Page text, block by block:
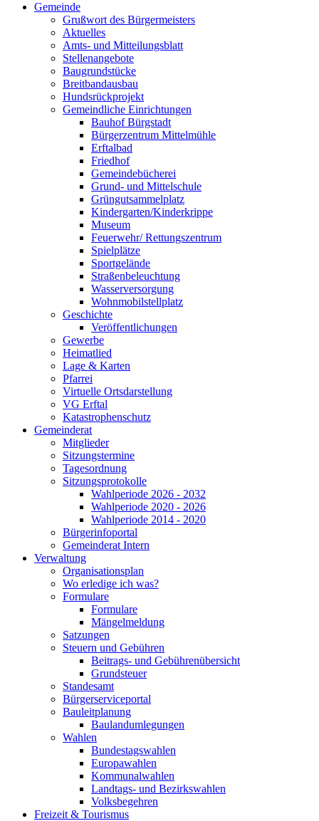
Gemeinde
Grußwort des Bürgermeisters
Aktuelles
Amts- und Mitteilungsblatt
Stellenangebote
Baugrundstücke
Breitbandausbau
Hundsrückprojekt
Gemeindliche Einrichtungen
Bauhof Bürgstadt
Bürgerzentrum Mittelmühle
Erftalbad
Friedhof
Gemeindebücherei
Grund- und Mittelschule
Grüngutsammelplatz
Kindergarten/Kinderkrippe
Museum
Feuerwehr/ Rettungszentrum
Spielplätze
Sportgelände
Straßenbeleuchtung
Wasserversorgung
Wohnmobilstellplatz
Geschichte
Veröffentlichungen
Gewerbe
Heimatlied
Lage & Karten
Pfarrei
Virtuelle Ortsdarstellung
VG Erftal
Katastrophenschutz
Gemeinderat
Mitglieder
Sitzungstermine
Tagesordnung
Sitzungsprotokolle
Wahlperiode 2026 - 2032
Wahlperiode 2020 - 2026
Wahlperiode 2014 - 2020
Bürgerinfoportal
Gemeinderat Intern
Verwaltung
Organisationsplan
Wo erledige ich was?
Formulare
Formulare
Mängelmeldung
Satzungen
Steuern und Gebühren
Beitrags- und Gebührenübersicht
Grundsteuer
Standesamt
Bürgerserviceportal
Bauleitplanung
Baulandumlegungen
Wahlen
Bundestagswahlen
Europawahlen
Kommunalwahlen
Landtags- und Bezirkswahlen
Volksbegehren
Freizeit & Tourismus